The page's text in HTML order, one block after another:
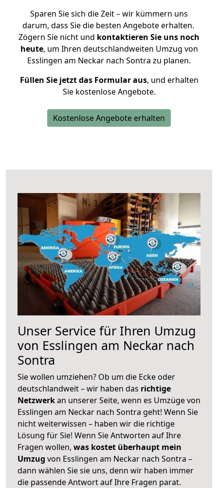
Sparen Sie sich die Zeit – wir kümmern uns
darum, dass Sie die besten Angebote erhalten.
Zögern Sie nicht und kontaktieren Sie uns noch
heute, um Ihren deutschlandweiten Umzug von
Esslingen am Neckar nach Sontra zu planen.
Füllen Sie jetzt das Formular aus, und erhalten
Sie kostenlose Angebote.
Kostenlose Angebote erhalten
Unser Service für Ihren Umzug
von Esslingen am Neckar nach
Sontra
Sie wollen umziehen? Ob um die Ecke oder
deutschlandweit – wir haben das richtige
Netzwerkan unserer Seite, wenn es Umzüge von
Esslingen am Neckar nach Sontra geht! Wenn Sie
nicht weiterwissen – haben wir die richtige
Lösung für Sie! Wenn Sie Antworten auf Ihre
Fragen wollen, was kostet überhaupt mein
Umzug von Esslingen am Neckar nach Sontra –
dann wählen Sie sie uns, denn wir haben immer
die passende Antwort auf Ihre Fragen parat.